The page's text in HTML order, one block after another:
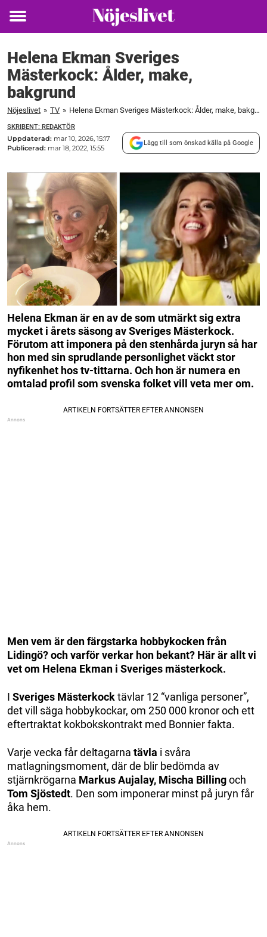
Toggle
Helena Ekman Sveriges
Mästerkock: Ålder, make,
bakgrund
Nöjeslivet » TV » Helena Ekman Sveriges Mästerkock: Ålder, make, bakgrund
SKRIBENT: REDAKTÖR
Uppdaterad: mar 10, 2026, 15:17
Publicerad: mar 18, 2022, 15:55
Lägg till som önskad källa på Google
Helena Ekman är en av de som utmärkt sig extra
mycket i årets säsong av Sveriges Mästerkock.
Förutom att imponera på den stenhårda juryn så har
hon med sin sprudlande personlighet väckt stor
nyfikenhet hos tv-tittarna. Och hon är numera en
omtalad profil som svenska folket vill veta mer om.
Men vem är den färgstarka hobbykocken från
Lidingö? och varför verkar hon bekant? Här är allt vi
vet om Helena Ekman i Sveriges mästerkock.
I Sveriges Mästerkocktävlar 12 “vanliga personer”,
det vill säga hobbykockar, om 250 000 kronor och ett
eftertraktat kokbokskontrakt med Bonnier fakta.
Varje vecka får deltagarna tävla i svåra
matlagningsmoment, där de blir bedömda av
stjärnkrögarna Markus Aujalay, Mischa Billingoch
Tom Sjöstedt. Den som imponerar minst på juryn får
åka hem.